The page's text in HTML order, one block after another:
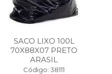
SACO LIXO 100L
70X88X07 PRETO
ARASIL
Código: 38111